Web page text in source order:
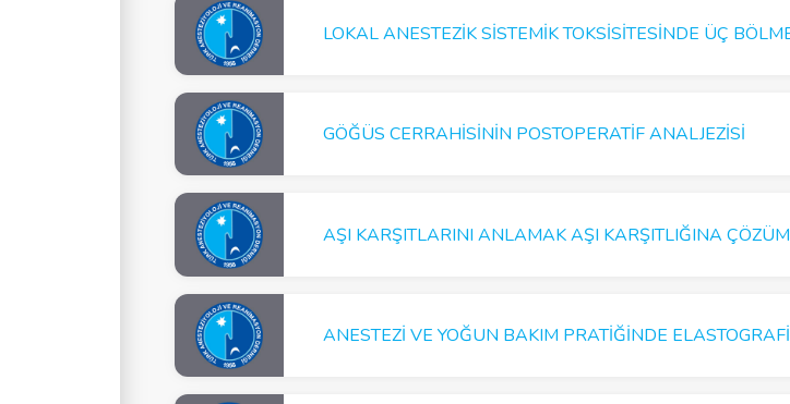
GÖĞÜS CERRAHİSİNİN POSTOPERATİF ANALJEZİSİ
ANESTEZİ VE YOĞUN BAKIM PRATİĞİNDE ELASTOGRAFİ